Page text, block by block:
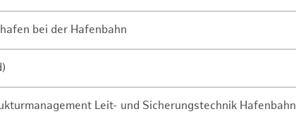
bei der Hafenbahn
Leit- und Sicherungstechnik Hafenbahn